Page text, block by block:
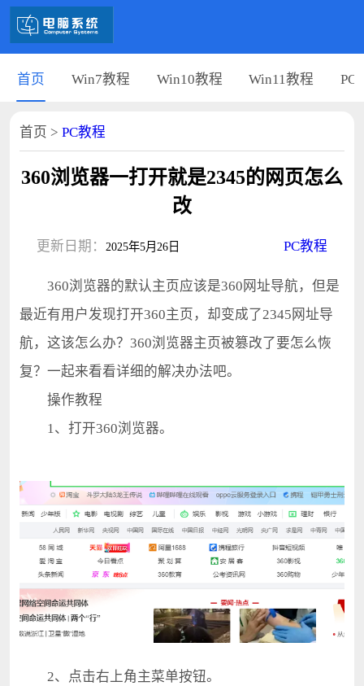
首页 Win7教程 Win10教程 Win11教程 PC
首页 > PC教程
360浏览器一打开就是2345的网页怎么
改
更新日期： 2025年5月26日 PC教程
360浏览器的默认主页应该是360网址导航，但是
最近有用户发现打开360主页，却变成了2345网址导
航，这该怎么办？360浏览器主页被篡改了要怎么恢
复？一起来看看详细的解决办法吧。
操作教程
1、打开360浏览器。
2、点击右上角主菜单按钮。